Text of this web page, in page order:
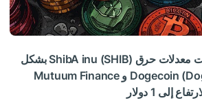
أخبار التشفير: انخفضت معدلات حرق ShibA inu (SHIB) بشكل
كبير ، في حين أن Dogecoin (Doge) و Mutuum Finance